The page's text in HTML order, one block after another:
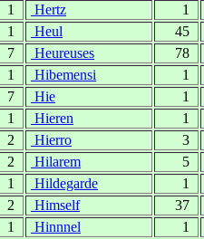
1 Hertz
1
1 Heul
45
7 Heureuses
78
1 Hibemensi
1
7 Hie
1
1 Hieren
1
2 Hierro
3
2 Hilarem
5
1 Hildegarde
1
2 Himself
37
1 Hinnnel
1